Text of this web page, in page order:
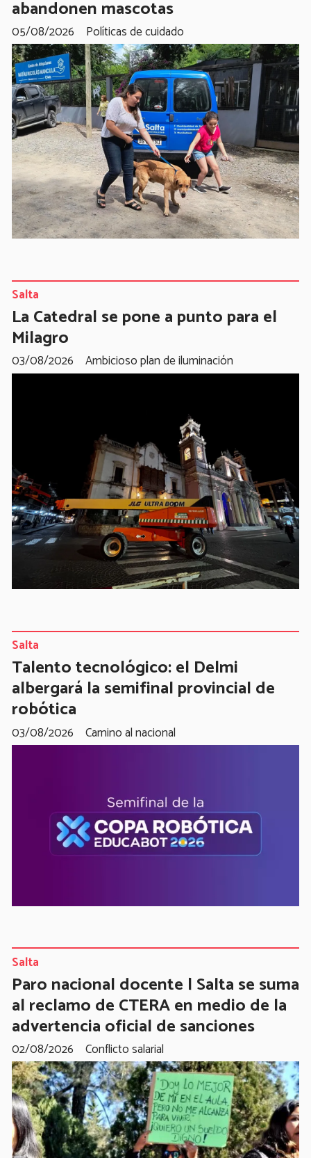
abandonen mascotas
Políticas de cuidado
05/08/2026
La Catedral se pone a punto para el
Milagro
Ambicioso plan de iluminación
Salta
03/08/2026
Talento tecnológico: el Delmi
albergará la semifinal provincial de
robótica
Camino al nacional
Salta
03/08/2026
Paro nacional docente | Salta se suma
al reclamo de CTERA en medio de la
advertencia oficial de sanciones
Conflicto salarial
Salta
02/08/2026